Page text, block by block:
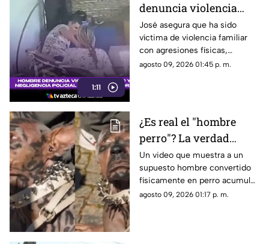
1:11
denuncia violencia
familiar y acusa falta
de atención policial
José asegura que ha sido
víctima de violencia familiar
con agresiones físicas,
psicológicas y amenazas por
agosto 09, 2026 01:45 p. m.
¿Es real el "hombre
perro"? La verdad
detrás del video viral
en redes sociales
Un video que muestra a un
supuesto hombre convertido
físicamente en perro acumuló
millones de reproducciones y
agosto 09, 2026 01:17 p. m.